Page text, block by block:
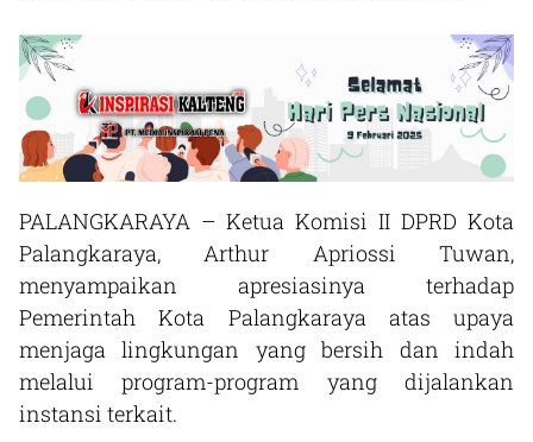
PALANGKARAYA – Ketua Komisi II DPRD Kota
Palangkaraya, Arthur Apriossi Tuwan,
menyampaikan apresiasinya terhadap
Pemerintah Kota Palangkaraya atas upaya
menjaga lingkungan yang bersih dan indah
melalui program-program yang dijalankan
instansi terkait.